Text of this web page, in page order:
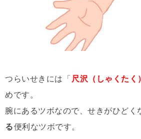
つらいせきには「 尺沢（しゃくたく）
めです。
腕にあるツボなので、せきがひどく
る便利なツボです。